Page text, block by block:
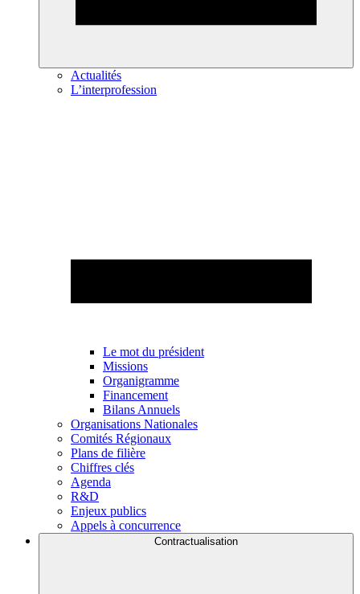
Actualités
L’interprofession
Le mot du président
Missions
Organigramme
Financement
Bilans Annuels
Organisations Nationales
Comités Régionaux
Plans de filière
Chiffres clés
Agenda
R&D
Enjeux publics
Appels à concurrence
Contractualisation